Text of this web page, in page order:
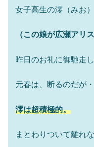
女子高生の澪（みお）
（この娘が広瀬アリ
昨日のお礼に御馳走
元春は、断るのだが
澪は超積極的。
まとわりついて離れな